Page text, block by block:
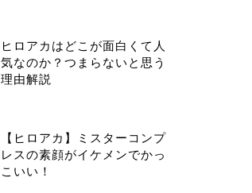
ヒロアカはどこが面白くて人
気なのか？つまらないと思う
理由解説
【ヒロアカ】ミスターコンプ
レスの素顔がイケメンでかっ
こいい！